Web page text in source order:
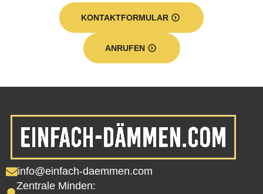
KONTAKTFORMULAR
ANRUFEN
info@einfach-daemmen.com
Zentrale Minden: